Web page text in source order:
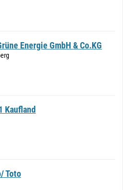
Energie GmbH & Co.KG
Kaufland
Toto